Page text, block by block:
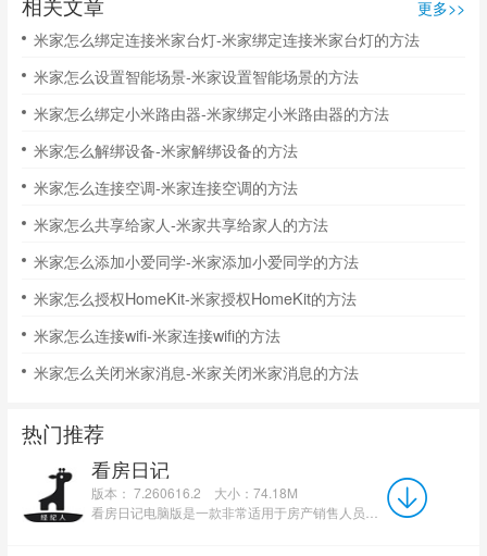
更多>>
米家怎么绑定连接米家台灯-米家绑定连接米家台灯的方法
米家怎么设置智能场景-米家设置智能场景的方法
米家怎么绑定小米路由器-米家绑定小米路由器的方法
米家怎么解绑设备-米家解绑设备的方法
米家怎么连接空调-米家连接空调的方法
米家怎么共享给家人-米家共享给家人的方法
米家怎么添加小爱同学-米家添加小爱同学的方法
米家怎么授权HomeKit-米家授权HomeKit的方法
米家怎么连接wifi-米家连接wifi的方法
米家怎么关闭米家消息-米家关闭米家消息的方法
热门推荐
看房日记
版本： 7.260616.2
大小：74.18M